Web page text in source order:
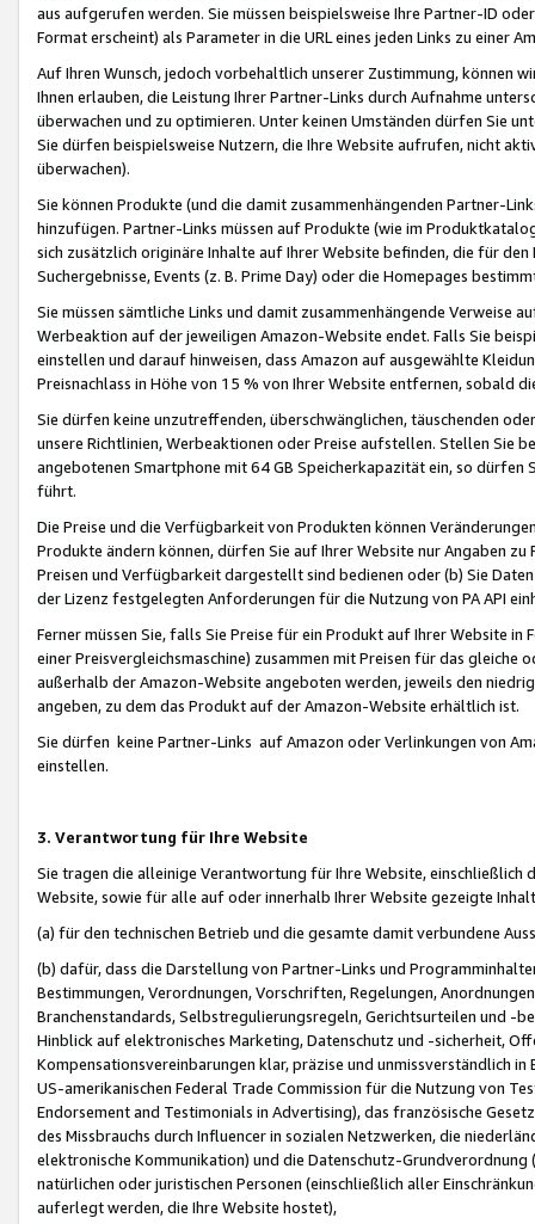
aus aufgerufen werden. Sie müssen beispielsweise Ihre Partner-ID
Format erscheint) als Parameter in die URL eines jeden Links zu einer
Auf Ihren Wunsch, jedoch vorbehaltlich unserer Zustimmung, können
Ihnen erlauben, die Leistung Ihrer Partner-Links durch Aufnahme
überwachen und zu optimieren. Unter keinen Umständen dürfen Sie
Sie dürfen beispielsweise Nutzern, die Ihre Website aufrufen, nicht
überwachen).
Sie können Produkte (und die damit zusammenhängenden Partner-
hinzufügen. Partner-Links müssen auf Produkte (wie im
sich zusätzlich originäre Inhalte auf Ihrer Website befinden, die für
Suchergebnisse, Events (z. B. Prime Day) oder die Homepages
Sie müssen sämtliche Links und damit zusammenhängende
Werbeaktion auf der jeweiligen Amazon-Website endet. Falls Sie
einstellen und darauf hinweisen, dass Amazon auf ausgewählte
Preisnachlass in Höhe von 15 % von Ihrer Website entfernen, sobald
Sie dürfen keine unzutreffenden, überschwänglichen, täuschenden
unsere Richtlinien, Werbeaktionen oder Preise aufstellen. Stellen Sie
angebotenen Smartphone mit 64 GB Speicherkapazität ein, so dürfen
führt.
Die Preise und die Verfügbarkeit von Produkten können
Produkte ändern können, dürfen Sie auf Ihrer Website nur Angaben
Preisen und Verfügbarkeit dargestellt sind bedienen oder (b) Sie
der Lizenz festgelegten Anforderungen für die Nutzung von PA API
Ferner müssen Sie, falls Sie Preise für ein Produkt auf Ihrer Website
einer Preisvergleichsmaschine) zusammen mit Preisen für das
außerhalb der Amazon-Website angeboten werden, jeweils den
angeben, zu dem das Produkt auf der Amazon-Website erhältlich ist.
Sie dürfen keine Partner-Links auf Amazon oder Verlinkungen von
einstellen.
3. Verantwortung für Ihre Website
Sie tragen die alleinige Verantwortung für Ihre Website,
Website, sowie für alle auf oder innerhalb Ihrer Website gezeigte
(a) für den technischen Betrieb und die gesamte damit verbundene
(b) dafür, dass die Darstellung von Partner-Links und
Bestimmungen, Verordnungen, Vorschriften, Regelungen,
Branchenstandards, Selbstregulierungsregeln, Gerichtsurteilen und -
Hinblick auf elektronisches Marketing, Datenschutz und -sicherheit,
Kompensationsvereinbarungen klar, präzise und unmissverständlich
US-amerikanischen Federal Trade Commission für die Nutzung von
Endorsement and Testimonials in Advertising), das französische
des Missbrauchs durch Influencer in sozialen Netzwerken, die
elektronische Kommunikation) und die Datenschutz-
natürlichen oder juristischen Personen (einschließlich aller
auferlegt werden, die Ihre Website hostet),